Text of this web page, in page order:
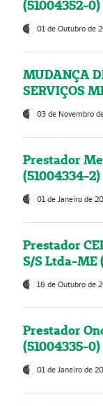
(51004352-0)
01 de Outubro de
MUDANÇA
SERVIÇOS
03 de Novembro
Prestador
(51004334-2)
01 de Janeiro de
Prestador
S/S Ltda-ME
18 de Outubro de
Prestador
(51004335-0)
01 de Janeiro de